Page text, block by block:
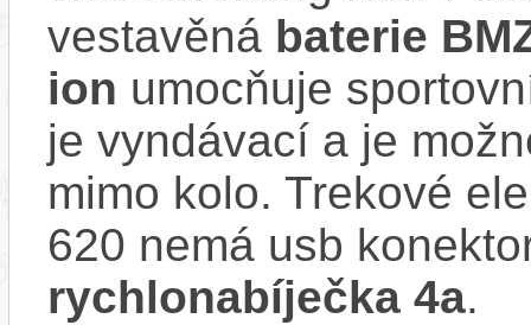
vestavěná baterie
ion umocňuje
je vyndávací a je
mimo kolo. Trekové
620 nemá usb
rychlonabíječka 4a.